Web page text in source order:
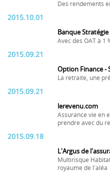
Des rendements
2015.10.01
Banque Stratégie
Avec des OAT à 1
2015.09.21
Option Finance -
La retraite, une
2015.09.21
lerevenu.com
Assurance vie en
prendre avec du
2015.09.18
L'Argus de
Multirisque
royaume de l'aléa